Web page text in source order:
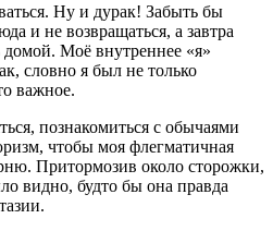
Ну и дурак! Забыть бы
и не возвращаться, а завтра
домой. Моё внутреннее «я»
словно я был не только
важное.
познакомиться с обычаями
чтобы моя флегматичная
Притормозив около сторожки,
видно, будто бы она правда